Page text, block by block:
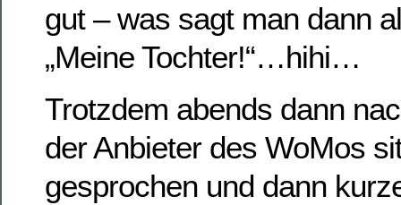
gut – was sagt man dann
„Meine Tochter!“…hihi…
Trotzdem abends dann
der Anbieter des WoMos
gesprochen und dann